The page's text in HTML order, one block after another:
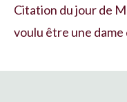
Citation du jour de
voulu être une